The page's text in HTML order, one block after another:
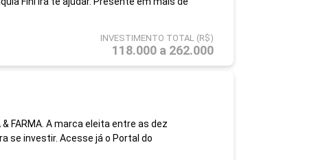
INVESTIMENTO TOTAL (R$)
118.000 a 262.000
FARMA. A marca eleita entre as dez
se investir. Acesse já o Portal do